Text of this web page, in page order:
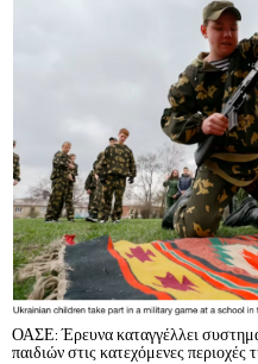
ΟΑΣΕ: Έρευνα καταγγέλλει
παιδιών στις κατεχόμενες περιοχές